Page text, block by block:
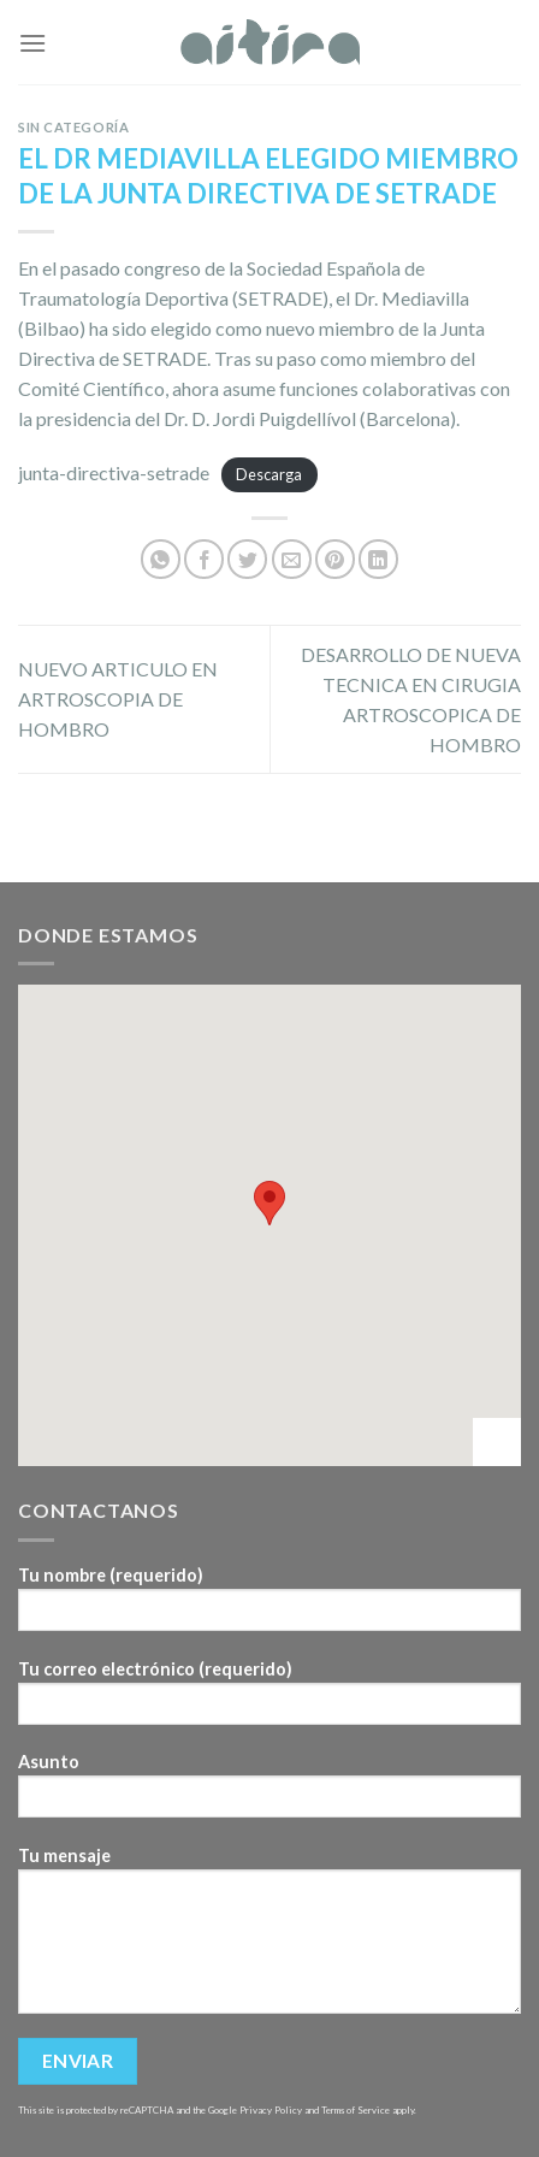
SIN CATEGORÍA
EL DR MEDIAVILLA ELEGIDO MIEMBRO
DE LA JUNTA DIRECTIVA DE SETRADE
En el pasado congreso de la Sociedad Española de
Traumatología Deportiva (SETRADE), el Dr. Mediavilla
(Bilbao) ha sido elegido como nuevo miembro de la Junta
Directiva de SETRADE. Tras su paso como miembro del
Comité Científico, ahora asume funciones colaborativas con
la presidencia del Dr. D. Jordi Puigdellívol (Barcelona).
junta-directiva-setrade Descarga
NUEVO ARTICULO EN
ARTROSCOPIA DE
HOMBRO
DESARROLLO DE NUEVA
TECNICA EN CIRUGIA
ARTROSCOPICA DE
HOMBRO
DONDE ESTAMOS
CONTACTANOS
Tu nombre (requerido)
Tu correo electrónico (requerido)
Asunto
Tu mensaje
This site is protected by reCAPTCHA and the Google Privacy Policy and Terms of Service apply.